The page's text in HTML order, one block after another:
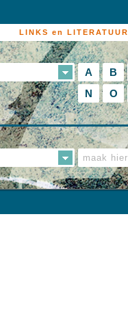
LINKS en LITERATUUR
A B
N
O